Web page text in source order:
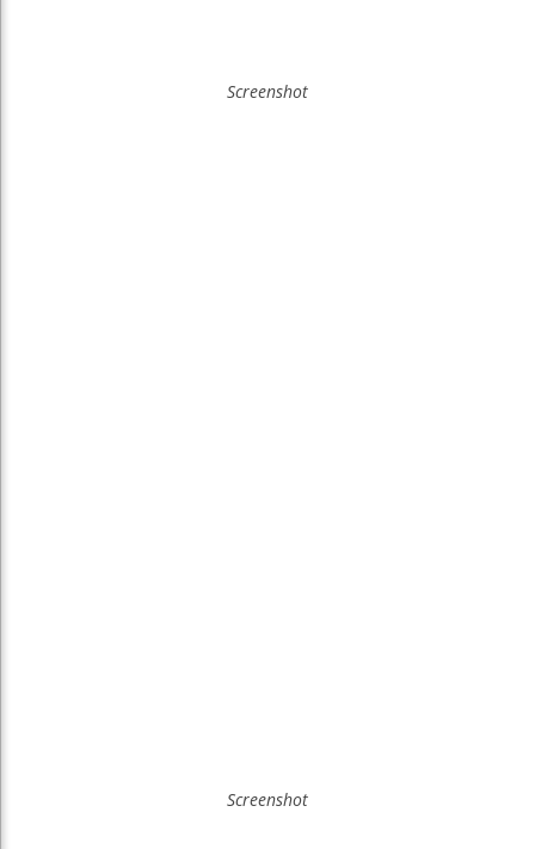
Screenshot
Screenshot